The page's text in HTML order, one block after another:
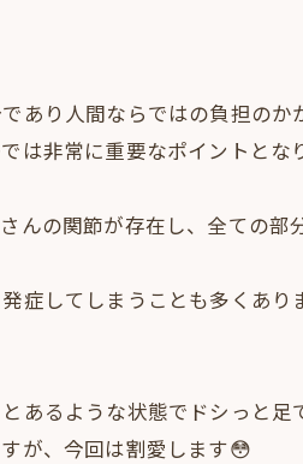
あり人間ならではの負担のか
は非常に重要なポイントとな
んの関節が存在し、全ての部
症してしまうことも多くあり
あるような状態でドシっと足
が、今回は割愛します😳